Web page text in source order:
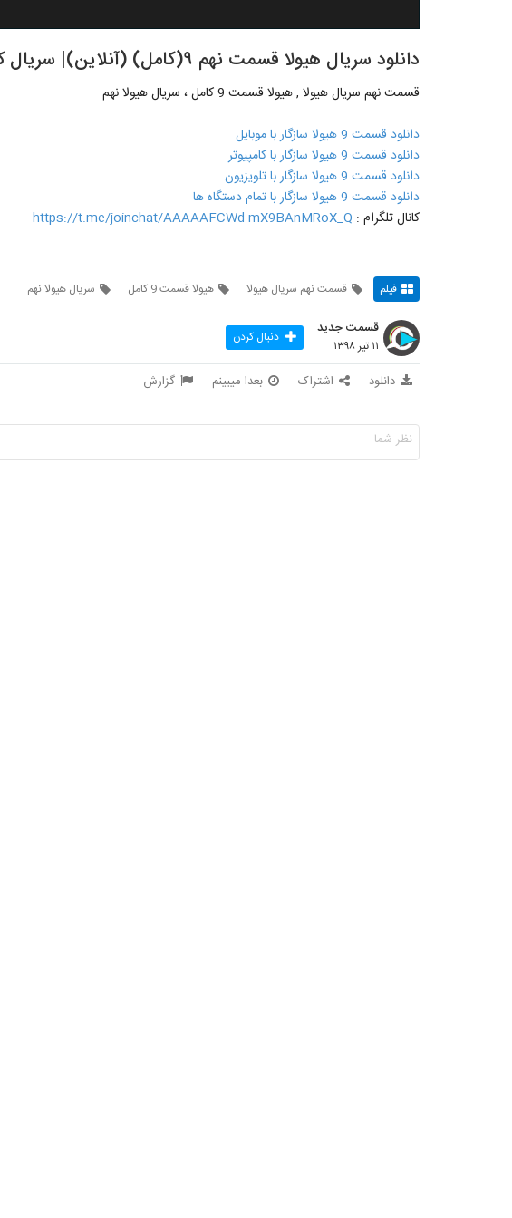
دانلود سریال هیولا قسمت نهم ۹(کامل) (آنلاین)| سریال کمدی هیولا Hayoola 9-- -
قسمت نهم سریال هیولا , هیولا قسمت 9 کامل ، سریال هیولا نهم
دانلود قسمت 9 هیولا سازگار با موبایل
دانلود قسمت 9 هیولا سازگار با کامپیوتر
دانلود قسمت 9 هیولا سازگار با تلویزیون
دانلود قسمت 9 هیولا سازگار با تمام دستگاه ها
کانال تلگرام : https://t.me/joinchat/AAAAAFCWd-mX9BAnMRoX_Q
فیلم قسمت نهم سریال هیولا هیولا قسمت 9 کامل سریال هیولا نهم
قسمت جدید
۱۱ تیر ۱۳۹۸ دنبال کردن
دانلود اشتراک بعدا میبینم گزارش